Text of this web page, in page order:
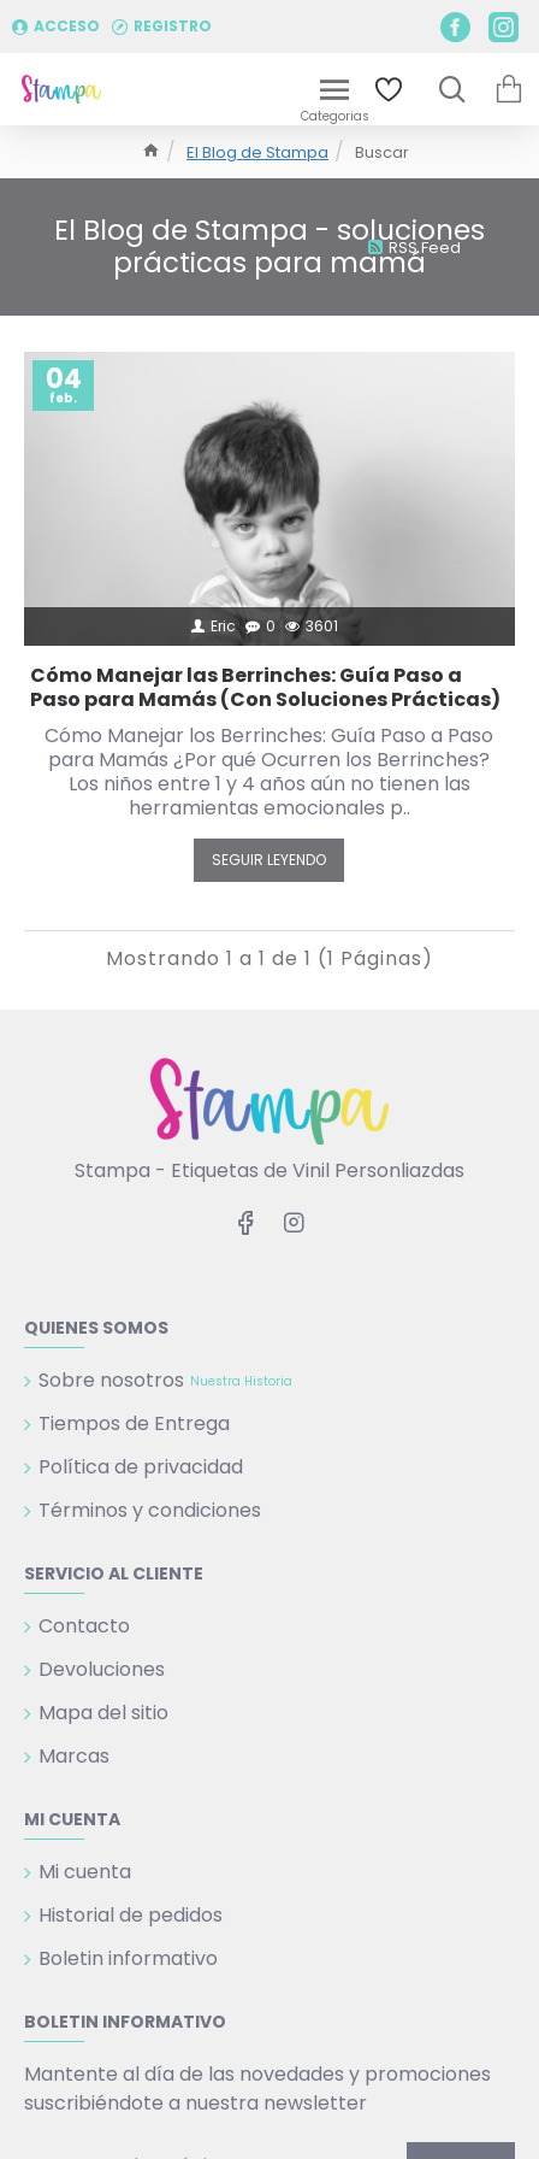
ACCESO REGISTRO
El Blog de Stampa Buscar
El Blog de Stampa - soluciones
prácticas para mamáRSS Feed
04
feb.
Eric 0 3601
Cómo Manejar las Berrinches: Guía Paso a
Paso para Mamás (Con Soluciones Prácticas)
Cómo Manejar los Berrinches: Guía Paso a Paso
para Mamás ¿Por qué Ocurren los Berrinches?
Los niños entre 1 y 4 años aún no tienen las
herramientas emocionales p..
SEGUIR LEYENDO
Mostrando 1 a 1 de 1 (1 Páginas)
Stampa - Etiquetas de Vinil Personliazdas
QUIENES SOMOS
Sobre nosotros Nuestra Historia
Tiempos de Entrega
Política de privacidad
Términos y condiciones
SERVICIO AL CLIENTE
Contacto
Devoluciones
Mapa del sitio
Marcas
MI CUENTA
Mi cuenta
Historial de pedidos
Boletin informativo
BOLETIN INFORMATIVO
Mantente al día de las novedades y promociones
suscribiéndote a nuestra newsletter